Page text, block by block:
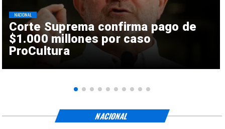
Corte Suprema confirma pago de
$1.000 millones por caso
ProCultura
NACIONAL
NACIONAL